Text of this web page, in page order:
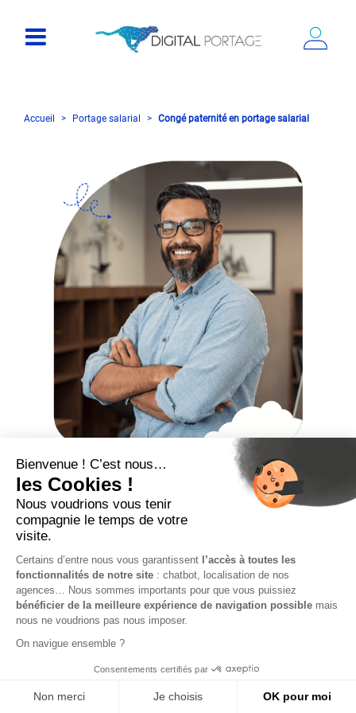
Accueil Portage salarial Congé paternité en portage salarial
Le Congé Paternité
en Portage Salarial :
Guide Complet 2025
En tant que salarié porté, vous bénéficiez des mêmes
congé paternité et d’accueil de l’enfant. Encadré par
le droit du travail, ce statut particulier répond